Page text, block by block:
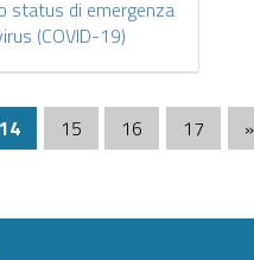
status di emergenza
(COVID-19)
14(current)
15 16 17 »